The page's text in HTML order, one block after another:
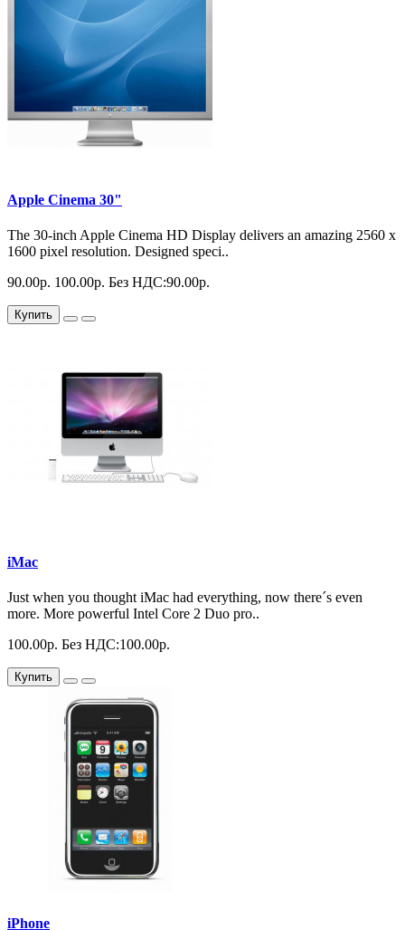
Apple Cinema 30"
The 30-inch Apple Cinema HD Display delivers an amazing 2560 x
1600 pixel resolution. Designed speci..
90.00р. 100.00р. Без НДС:90.00р.
Купить
iMac
Just when you thought iMac had everything, now there´s even
more. More powerful Intel Core 2 Duo pro..
100.00р. Без НДС:100.00р.
Купить
iPhone